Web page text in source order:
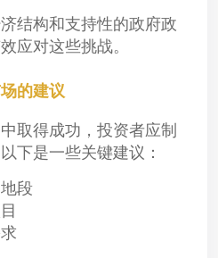
结构和支持性的政府政
应对这些挑战。
的建议
取得成功，投资者应制
下是一些关键建议：
段